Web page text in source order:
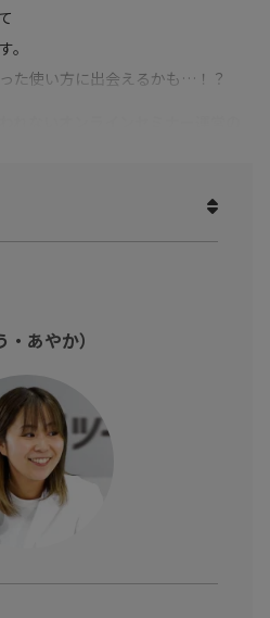
。
た使い方に出会えるかも…！？
配信準備から本番対応、終了後の
える担当者も多いのではないでしょ
録した動画を自動配信できる「擬
聴者管理、メール配信、アンケー
化。
し、セミナー運営を“人力”から“仕
す。
あやか）